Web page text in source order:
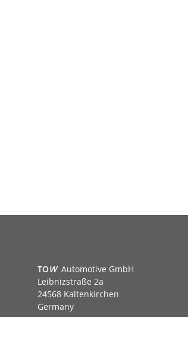
TOW Automotive GmbH
Leibnizstraße 2a
24568 Kaltenkirchen
Germany